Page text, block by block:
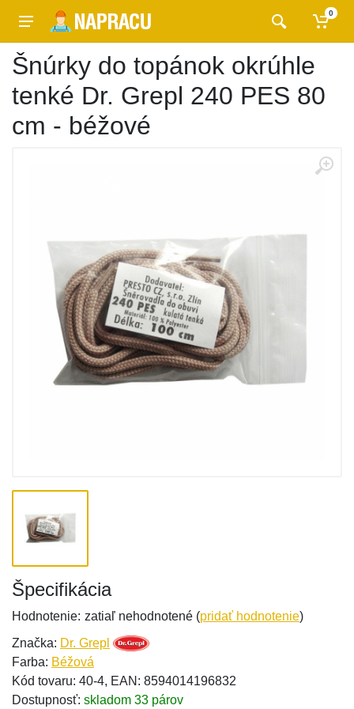
0
Šnúrky do topánok okrúhle
tenké Dr. Grepl 240 PES 80
cm - béžové
Špecifikácia
Hodnotenie: zatiaľ nehodnotené (pridať hodnotenie)
Značka: Dr. Grepl
Farba: Béžová
Kód tovaru: 40-4, EAN: 8594014196832
Dostupnosť: skladom 33 párov